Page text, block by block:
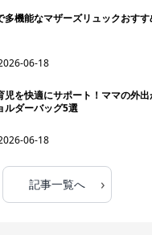
多機能なマザーズリュックおす
06-18
児を快適にサポート！ママの外
ルダーバッグ5選
06-18
記事一覧へ ›